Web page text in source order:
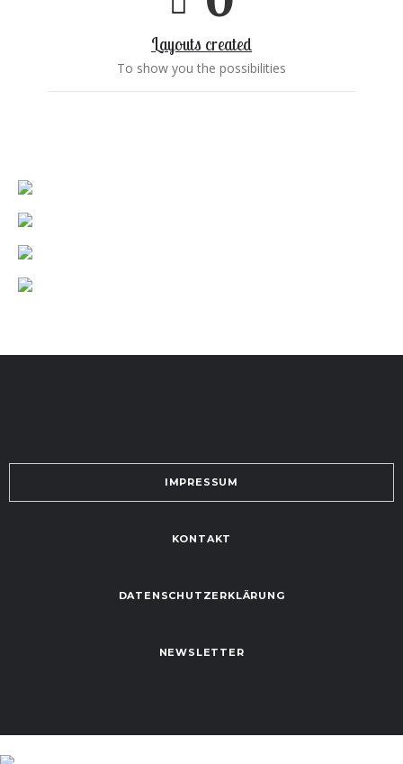
Layouts created
To show you the possibilities
IMPRESSUM
KONTAKT
DATENSCHUTZERKLÄRUNG
NEWSLETTER